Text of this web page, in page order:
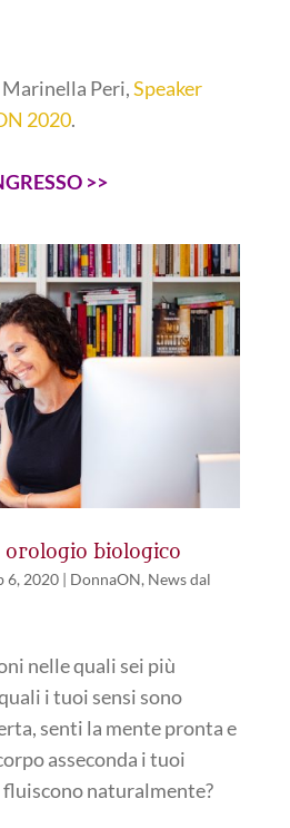
Peri,Speaker
2020.
>>
orologio biologico
6, 2020| DonnaON, News dal
nelle quali sei più
i tuoi sensi sono
senti la mente pronta e
asseconda i tuoi
fluiscono naturalmente?